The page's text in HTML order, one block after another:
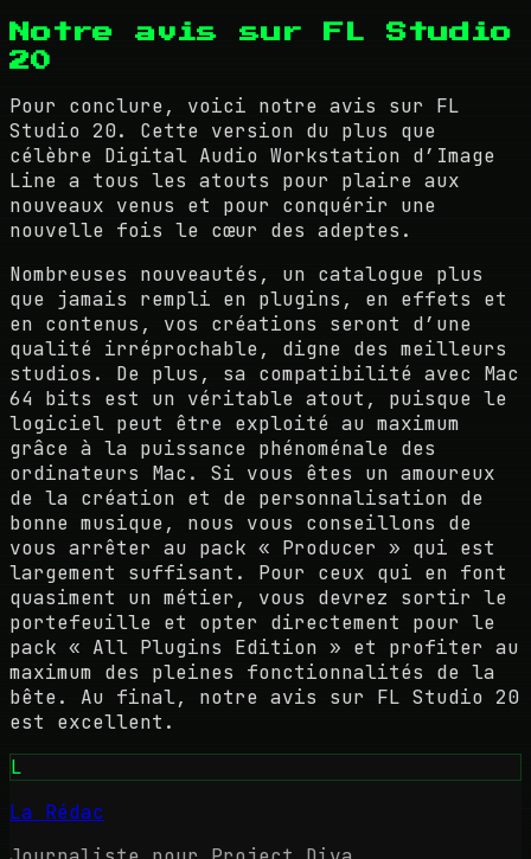
Notre avis sur FL Studio
20
Pour conclure, voici notre avis sur FL
Studio 20. Cette version du plus que
célèbre Digital Audio Workstation d’Image
Line a tous les atouts pour plaire aux
nouveaux venus et pour conquérir une
nouvelle fois le cœur des adeptes.
Nombreuses nouveautés, un catalogue plus
que jamais rempli en plugins, en effets et
en contenus, vos créations seront d’une
qualité irréprochable, digne des meilleurs
studios. De plus, sa compatibilité avec Mac
64 bits est un véritable atout, puisque le
logiciel peut être exploité au maximum
grâce à la puissance phénoménale des
ordinateurs Mac. Si vous êtes un amoureux
de la création et de personnalisation de
bonne musique, nous vous conseillons de
vous arrêter au pack « Producer » qui est
largement suffisant. Pour ceux qui en font
quasiment un métier, vous devrez sortir le
portefeuille et opter directement pour le
pack « All Plugins Edition » et profiter au
maximum des pleines fonctionnalités de la
bête. Au final, notre avis sur FL Studio 20
est excellent.
L
La Rédac